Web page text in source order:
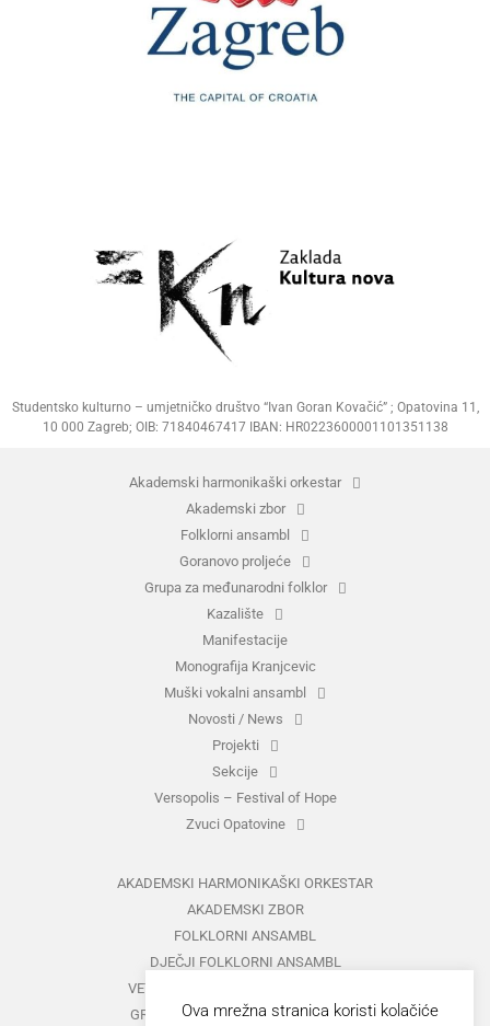
Studentsko kulturno – umjetničko društvo “Ivan Goran Kovačić” ; Opatovina 11,
10 000 Zagreb; OIB: 71840467417 IBAN: HR0223600001101351138
Akademski harmonikaški orkestar
Akademski zbor
Folklorni ansambl
Goranovo proljeće
Grupa za međunarodni folklor
Kazalište
Manifestacije
Monografija Kranjcevic
Muški vokalni ansambl
Novosti / News
Projekti
Sekcije
Versopolis – Festival of Hope
Zvuci Opatovine
AKADEMSKI HARMONIKAŠKI ORKESTAR
AKADEMSKI ZBOR
FOLKLORNI ANSAMBL
DJEČJI FOLKLORNI ANSAMBL
VETERANI FOLKLORNOG ANSAMBLA
GRUPA ZA MEĐUNARODNI FOLKLOR
Ova mrežna stranica koristi kolačiće